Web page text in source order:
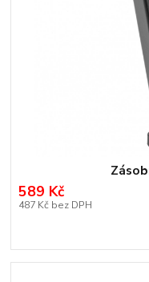
589 Kč
487 Kč bez DPH